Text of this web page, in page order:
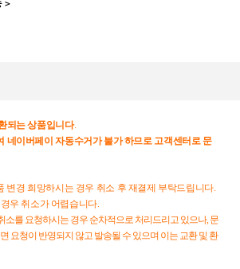
>
되는상품입니다.
네이버페이 자동수거가 불가하므로고객센터로문
변경 희망하시는 경우 취소 후 재결제 부탁드립니다.
우 취소가 어렵습니다.
소를 요청하시는 경우 순차적으로 처리드리고 있으나, 문
요청이 반영되지 않고 발송될 수 있으며 이는 교환 및 환